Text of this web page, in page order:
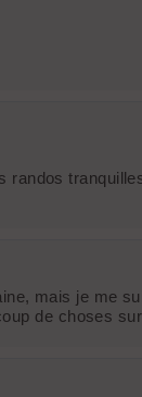
randos
mais je me
de choses